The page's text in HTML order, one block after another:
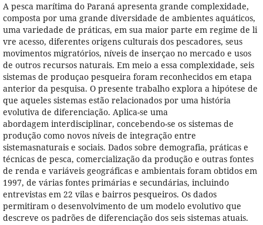
A pesca marítima do Paraná apresenta grande complexidade,
composta por uma grande diversidade de ambientes aquáticos,
uma variedade de práticas, em sua maior parte em regime de li
vre acesso, diferentes origens culturais dos pescadores, seus
movimentos migratórios, níveis de inserçao no mercado e usos
de outros recursos naturais. Em meio a essa complexidade, seis
sistemas de produçao pesqueira foram reconhecidos em etapa
anterior da pesquisa. O presente trabalho explora a hipótese de
que aqueles sistemas estão relacionados por uma história
evolutiva de diferenciação. Aplica-se uma
abordagem interdisciplinar, concebendo-se os sistemas de
produção como novos níveis de integração entre
sistemasnaturais e sociais. Dados sobre demografia, práticas e
técnicas de pesca, comercialização da produção e outras fontes
de renda e variáveis geográficas e ambientais foram obtidos em
1997, de várias fontes primárias e secundárias, incluindo
entrevistas em 22 vilas e bairros pesqueiros. Os dados
permitiram o desenvolvimento de um modelo evolutivo que
descreve os padrões de diferenciação dos seis sistemas atuais.